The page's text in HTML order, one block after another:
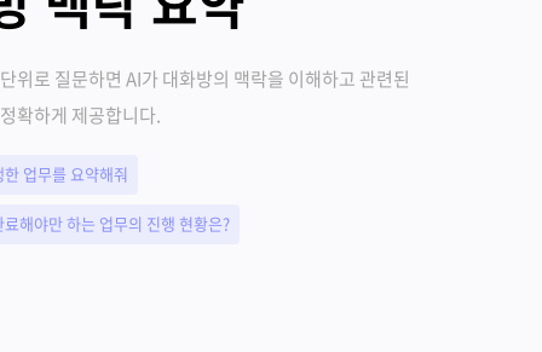
위로 질문하면 AI가 대화방의 맥락을 이해하고 관련된
확하게 제공합니다.
업무를 요약해줘
해야만 하는 업무의 진행 현황은?